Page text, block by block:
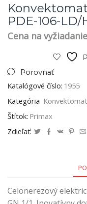
Konvektomat
PDE-106-LD/
Cena na vyžiadanie
Porovnať
Katalógové číslo: 1955
Kategória
Štítok: Primax
Zdieľať:
Celonerezový